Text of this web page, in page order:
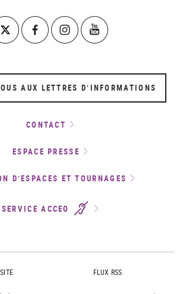
AUX LETTRES D’INFORMATIONS
CONTACT
ESPACE PRESSE
D’ESPACES ET TOURNAGES
SERVICE ACCEO
FLUX RSS